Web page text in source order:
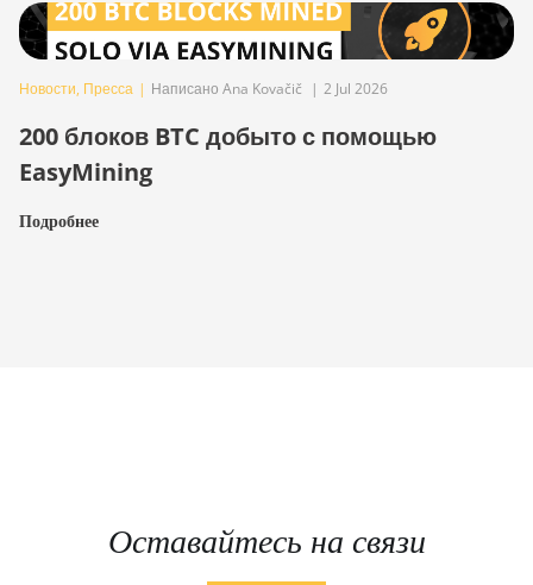
Новости, Пресса | Написано Ana Kovačič | 2 Jul 2026
200 блоков BTC добыто с помощью
EasyMining
Подробнее
Оставайтесь на связи